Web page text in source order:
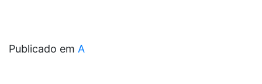
Publicado em A